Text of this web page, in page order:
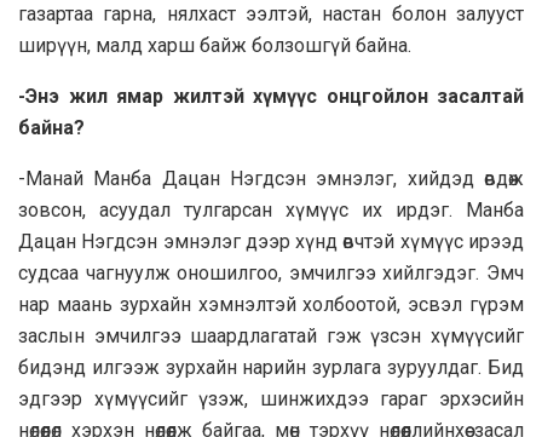
газартaa гарна, нялхаст ээлтэй, настан болон залууст
ширүүн, малд харш байж болзошгүй байна.
-Энэ жил ямар жилтэй хүмүүс онцгойлон засалтай
байна?
-Манaй Манбa Дацaн Нэгдсэн эмнэлэг, хийдэд өвдөж
зовсон, асуудал тулгарсан хүмүүс их ирдэг. Манба
Дацан Нэгдсэн эмнэлэг дээр хүнд өвчтэй хүмүүс ирээд
судсаа чагнуулж оношилгоо, эмчилгээ хийлгэдэг. Эмч
нар маань зурхайн хэмнэлтэй холбоотой, эсвэл гүрэм
заслын эмчилгээ шаардлагатай гэж үзсэн хүмүүсийг
бидэнд илгээж зурхайн нарийн зурлага зуруулдаг. Бид
эдгээр хүмүүсийг үзэж, шинжихдээ гараг эрхэсийн
нөлөөлөл хэрхэн нөлөөлж байгаа, мөн тэрхүү нөлөөллийнхөө засал